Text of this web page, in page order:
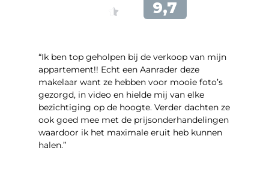
“Ik ben top geholpen bij de verkoop van mijn
appartement!! Echt een Aanrader deze
makelaar want ze hebben voor mooie foto’s
gezorgd, in video en hielde mij van elke
bezichtiging op de hoogte. Verder dachten ze
ook goed mee met de prijsonderhandelingen
waardoor ik het maximale eruit heb kunnen
halen.”